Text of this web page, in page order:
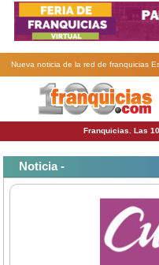
Nueva noticia de la red de franquicias
regaló
Franquicias. Las
Noticia -